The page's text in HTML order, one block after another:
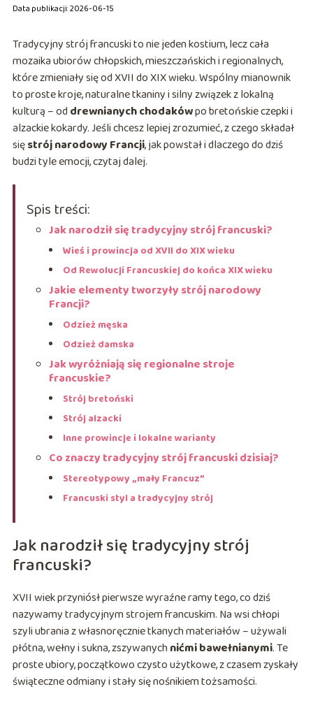
Data publikacji: 2026-06-15
Tradycyjny strój francuski to nie jeden kostium, lecz cała
mozaika ubiorów chłopskich, mieszczańskich i regionalnych,
które zmieniały się od XVII do XIX wieku. Wspólny mianownik
to proste kroje, naturalne tkaniny i silny związek z lokalną
kulturą – od drewnianych chodakówpo bretońskie czepki i
alzackie kokardy. Jeśli chcesz lepiej zrozumieć, z czego składał
sięstrój narodowy Francji, jak powstał i dlaczego do dziś
budzi tyle emocji, czytaj dalej.
Spis treści:
Jak narodził się tradycyjny strój francuski?
Wieś i prowincja od XVII do XIX wieku
Od Rewolucji Francuskiej do końca XIX wieku
Jakie elementy tworzyły strój narodowy
Francji?
Odzież męska
Odzież damska
Jak wyróżniają się regionalne stroje
francuskie?
Strój bretoński
Strój alzacki
Inne prowincje i lokalne warianty
Co znaczy tradycyjny strój francuski dzisiaj?
Stereotypowy „mały Francuz”
Francuski styl a tradycyjny strój
Jak narodził się tradycyjny strój
francuski?
XVII wiek przyniósł pierwsze wyraźne ramy tego, co dziś
nazywamy tradycyjnym strojem francuskim. Na wsi chłopi
szyli ubrania z własnoręcznie tkanych materiałów – używali
płótna, wełny i sukna, zszywanychnićmi bawełnianymi. Te
proste ubiory, początkowo czysto użytkowe, z czasem zyskały
świąteczne odmiany i stały się nośnikiem tożsamości.